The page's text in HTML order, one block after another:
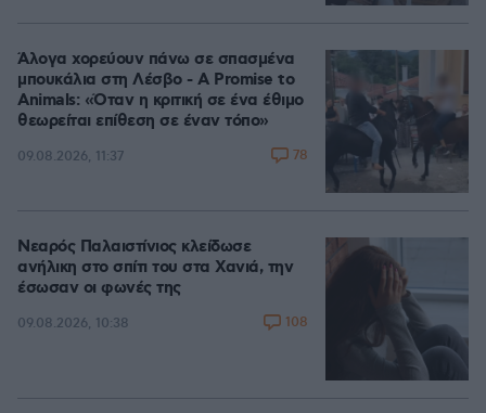
Άλογα χορεύουν πάνω σε σπασμένα
μπουκάλια στη Λέσβο - A Promise to
Animals: «Όταν η κριτική σε ένα έθιμο
θεωρείται επίθεση σε έναν τόπο»
09.08.2026, 11:37 78
Νεαρός Παλαιστίνιος κλείδωσε
ανήλικη στο σπίτι του στα Χανιά, την
έσωσαν οι φωνές της
09.08.2026, 10:38 108